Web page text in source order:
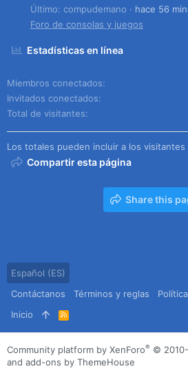
Último: compudemano
hace 56
Foro de consolas y juegos
Estadísticas en línea
Miembros conectados
Invitados conectados
Total de visitantes
Los totales pueden incluir a los visitantes
Compartir esta página
Share this
Español (ES)
Contáctanos
Términos y reglas
Inicio
R
S
S
Community platform by XenForo® ©
and add-ons by ThemeHouse